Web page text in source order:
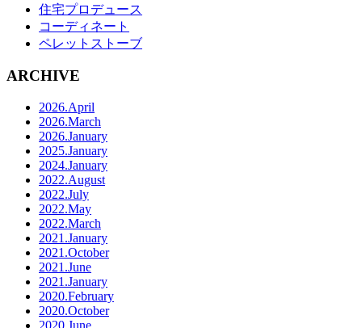
住宅プロデュース
コーディネート
ペレットストーブ
ARCHIVE
2026.April
2026.March
2026.January
2025.January
2024.January
2022.August
2022.July
2022.May
2022.March
2021.January
2021.October
2021.June
2021.January
2020.February
2020.October
2020.June